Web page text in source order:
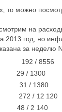
то можно
на
2013 год, но
за неделю
272 / 12 120
48 / 2 140